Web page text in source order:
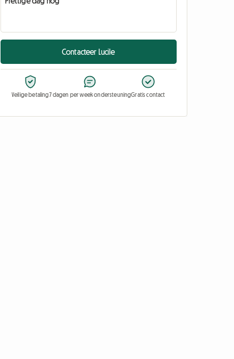
Contacteer Lucile
Veilige betaling7 dagen per week ondersteuningGratis contact